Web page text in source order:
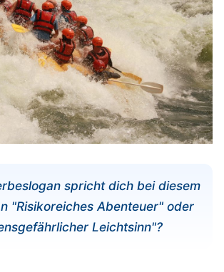
spricht dich bei diesem
"Risikoreiches Abenteuer" oder
Leichtsinn"?